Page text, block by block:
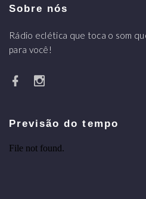
Sobre nós
Rádio eclética que toca o som
para você!
Previsão do tempo